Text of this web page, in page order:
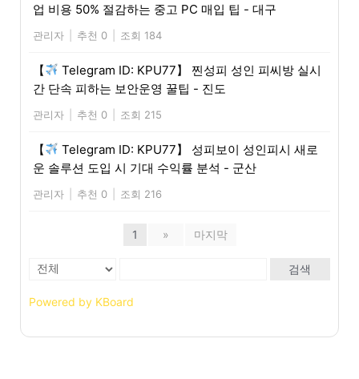
업 비용 50% 절감하는 중고 PC 매입 팁 - 대구
관리자 추천 0 조회 184
【
Telegram ID: KPU77】 찐성피 성인 피씨방 실시
간 단속 피하는 보안운영 꿀팁 - 진도
관리자 추천 0 조회 215
【
Telegram ID: KPU77】 성피보이 성인피시 새로
운 솔루션 도입 시 기대 수익률 분석 - 군산
관리자 추천 0 조회 216
1 » 마지막
검색
Powered by KBoard